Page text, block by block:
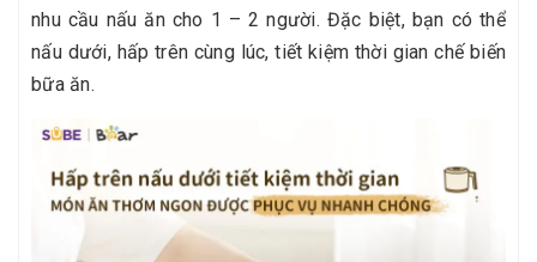
nhu cầu nấu ăn cho 1 – 2 người. Đặc biệt, bạn có thể
nấu dưới, hấp trên cùng lúc, tiết kiệm thời gian chế biến
bữa ăn.